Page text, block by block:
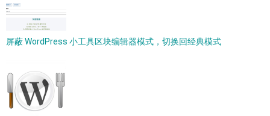
屏蔽 WordPress 小工具区块编辑器模式，切换回经典模式